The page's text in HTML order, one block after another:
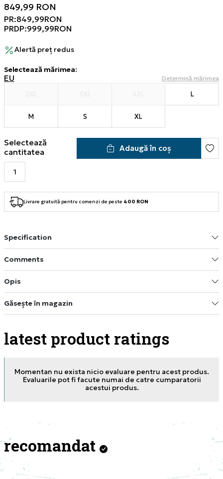
849,99 RON
PR:849,99RON
PRDP:999,99RON
Alertă preț redus
Selectează mărimea:
EU Determină mărimea
L
M S XL
Selectează
cantitatea
Adaugă în coș
Livrare gratuită pentru comenzi de peste 400 RON
Specification
Comments
Opis
Găsește în magazin
latest product ratings
Momentan nu exista nicio evaluare pentru acest produs.
Evaluarile pot fi facute numai de catre cumparatorii
acestui produs.
recomandat